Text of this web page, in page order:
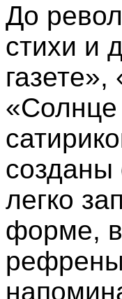
До
стихи и
созданы
легко
форме, в